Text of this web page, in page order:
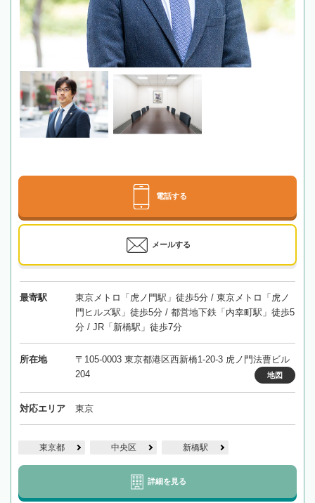
電話する
メールする
最寄駅
東京メトロ「虎ノ門駅」徒歩5分 / 東京メトロ「虎ノ
門ヒルズ駅」徒歩5分 / 都営地下鉄「内幸町駅」徒歩5
分 / JR「新橋駅」徒歩7分
所在地
〒105-0003 東京都港区西新橋1-20-3 虎ノ門法曹ビル
204
地図
対応エリア 東京
東京都 中央区 新橋駅
詳細を見る